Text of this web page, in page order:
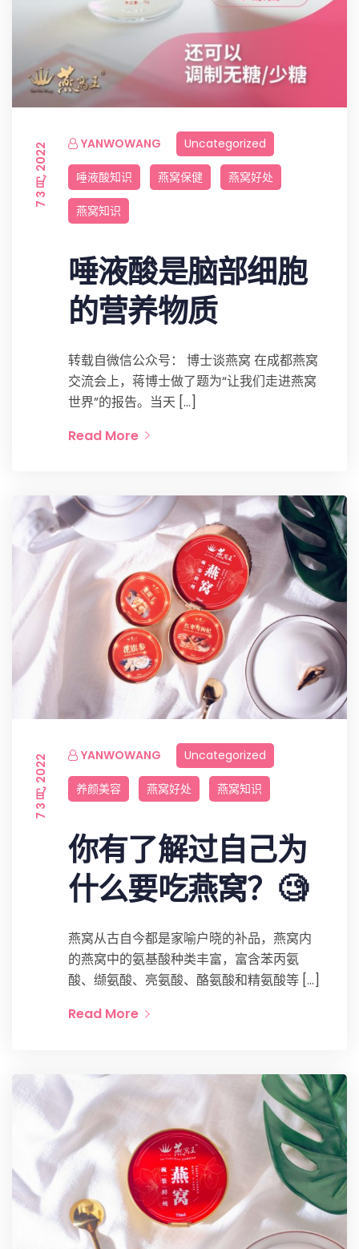
YANWOWANG
7 3 月, 2022 Uncategorized
唾液酸知识 燕窝保健 燕窝好处
燕窝知识
唾液酸是脑部细胞
的营养物质
转载自微信公众号： 博士谈燕窝 在成都燕窝
交流会上，蒋博士做了题为“让我们走进燕窝
世界”的报告。当天 […]
Read More
YANWOWANG
7 3 月, 2022 Uncategorized
养颜美容 燕窝好处 燕窝知识
你有了解过自己为
什么要吃燕窝？🧐
燕窝从古自今都是家喻户晓的补品，燕窝内
的燕窝中的氨基酸种类丰富，富含苯丙氨
酸、缬氨酸、亮氨酸、酪氨酸和精氨酸等 […]
Read More